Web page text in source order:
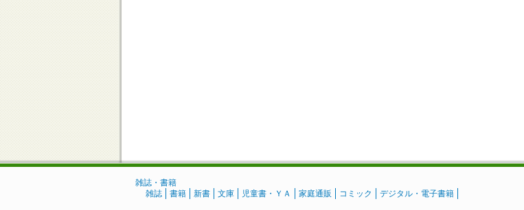
雑誌・書籍
雑誌
書籍 新書 文庫 児童書・ＹＡ 家庭通販 コミック デジタル・電子書籍